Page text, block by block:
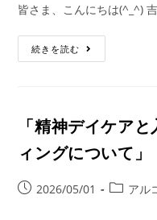
皆さま、こんにちは(^_^)
続きを読む
「精神デイケア
ィングについて」
2026/05/01 アル